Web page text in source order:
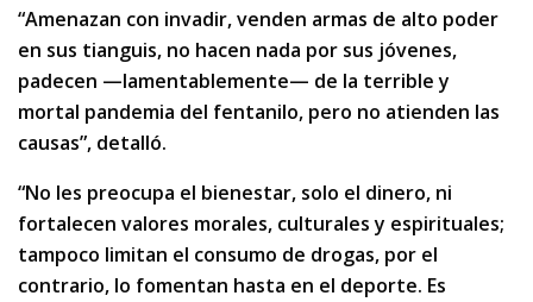
“Amenazan con invadir, venden armas de alto poder
en sus tianguis, no hacen nada por sus jóvenes,
padecen —lamentablemente— de la terrible y
mortal pandemia del fentanilo, pero no atienden las
causas”, detalló.
“No les preocupa el bienestar, solo el dinero, ni
fortalecen valores morales, culturales y espirituales;
tampoco limitan el consumo de drogas, por el
contrario, lo fomentan hasta en el deporte. Es